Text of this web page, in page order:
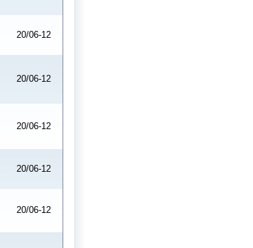
20/06-12
20/06-12
20/06-12
20/06-12
20/06-12